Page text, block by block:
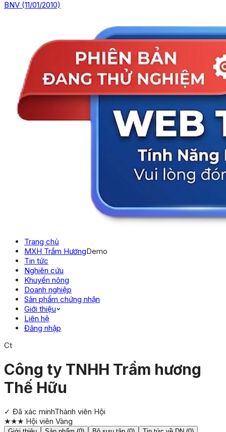
BNV (11/01/2010)
Trang chủ
MXH Trầm HươngDemo
Tin tức
Nghiên cứu
Khuyến nông
Doanh nghiệp
Sản phẩm chứng nhận
Giới thiệu
Liên hệ
Đăng nhập
Ct
Công ty TNHH Trầm hương
Thế Hữu
✓ Đã xác minhThành viên Hội
★★★ Hội viên Vàng